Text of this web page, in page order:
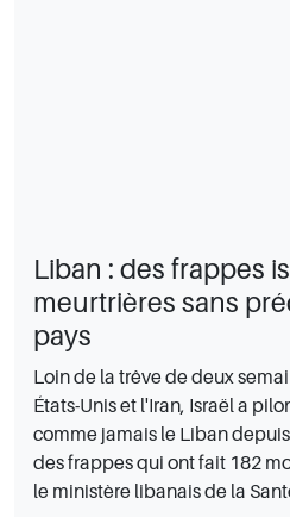
Liban : des frappes
meurtrières sans
pays
Loin de la trêve de deux
États-Unis et l'Iran, Israël a
comme jamais le Liban
des frappes qui ont fait 182
le ministère libanais de la